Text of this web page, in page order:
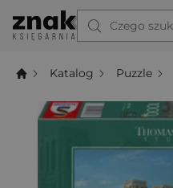
Czego
Katalog Puzzle